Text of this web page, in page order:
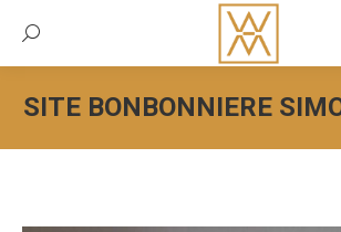
Recherche:
SITE BONBONNIERE
Vous